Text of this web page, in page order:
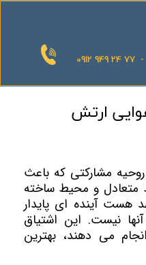
0912 949 24 77
ارتش
مشارکتی که باعث
متعادل و محیط ساخته
هست آینده ای پایدار
نیست. این اشتیاق
می دهند، بهترین